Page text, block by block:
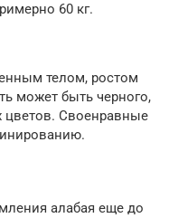
60 кг.
телом, ростом
может быть черного,
цветов. Своенравные
алабая еще до